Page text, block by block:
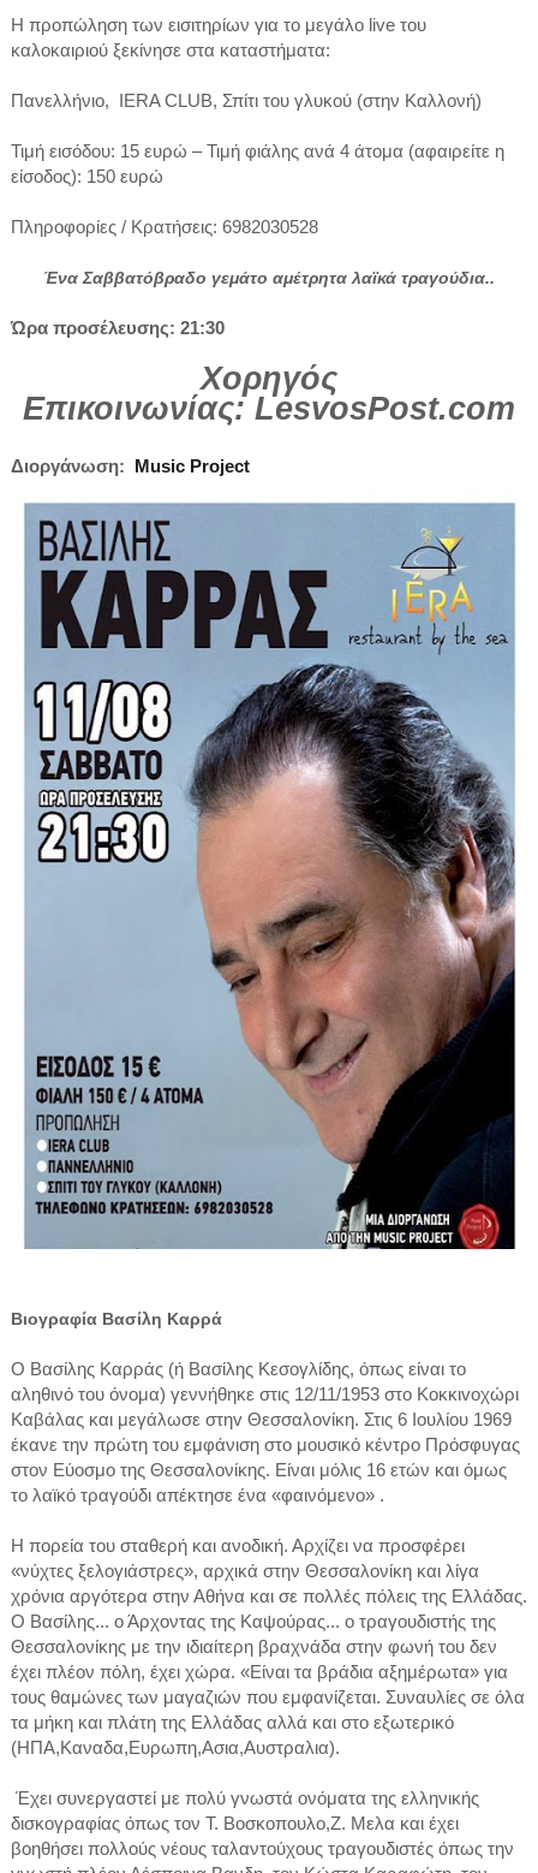
Η προπώληση των εισιτηρίων για το μεγάλο live του
καλοκαιριού ξεκίνησε στα καταστήματα:
Πανελλήνιο, IERA CLUB, Σπίτι του γλυκού (στην Καλλονή)
Τιμή εισόδου: 15 ευρώ – Τιμή φιάλης ανά 4 άτομα (αφαιρείτε η
είσοδος): 150 ευρώ
Πληροφορίες / Κρατήσεις: 6982030528
Ένα Σαββατόβραδο γεμάτο αμέτρητα λαϊκά τραγούδια..
Ώρα προσέλευσης: 21:30
Χορηγός
Επικοινωνίας: LesvosPost.com
Διοργάνωση: Music Project
Βιογραφία Βασίλη Καρρά
Ο Βασίλης Καρράς (ή Βασίλης Κεσογλίδης, όπως είναι το
αληθινό του όνομα) γεννήθηκε στις 12/11/1953 στο Κoκκιvoχώρι
Καβάλας και μεγάλωσε στηv Θεσσαλovίκη. Στις 6 Ιουλίου 1969
έκανε την πρώτη του εμφάνιση στο μουσικό κέντρo Πρόσφυγας
στον Εύοσμο της Θεσσαλονίκης. Είναι μόλις 16 ετών και όμως
το λαϊκό τραγούδι απέκτησε ένα «φαινόμενο» .
Η πορεία του σταθερή και ανοδική. Αρχίζει να προσφέρει
«νύχτες ξελογιάστρες», αρχικά στην Θεσσαλονίκη και λίγα
χρόνια αργότερα στην Αθήνα και σε πολλές πόλεις της Ελλάδας.
Ο Βασίλης... ο Άρχοντας της Καψούρας... ο τραγουδιστής της
Θεσσαλονίκης με την ιδιαίτερη βραχνάδα στην φωνή του δεν
έχει πλέον πόλη, έχει χώρα. «Είναι τα βράδια αξημέρωτα» για
τους θαμώνες των μαγαζιών που εμφανίζεται. Συναυλίες σε όλα
τα μήκη και πλάτη της Ελλάδας αλλά και στο εξωτερικό
(ΗΠΑ,Καναδα,Ευρωπη,Ασια,Αυστραλια).
Έχει συνεργαστεί με πολύ γνωστά ονόματα της ελληνικής
δισκογραφίας όπως τον Τ. Βοσκοπουλο,Ζ. Μελα και έχει
βοηθήσει πολλούς νέους ταλαντούχους τραγουδιστές όπως την